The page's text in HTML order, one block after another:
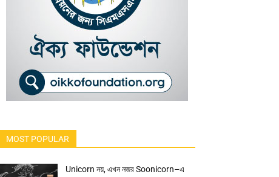
MOST POPULAR
Unicorn নয়, এখন নজর Soonicorn–এ